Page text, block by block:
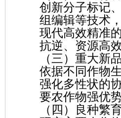
创新分子标记
组编辑等技术
现代高效精准
抗逆、资源高
（三）重大新
依据不同作物
强化多性状的
要农作物强优
（四）良种繁